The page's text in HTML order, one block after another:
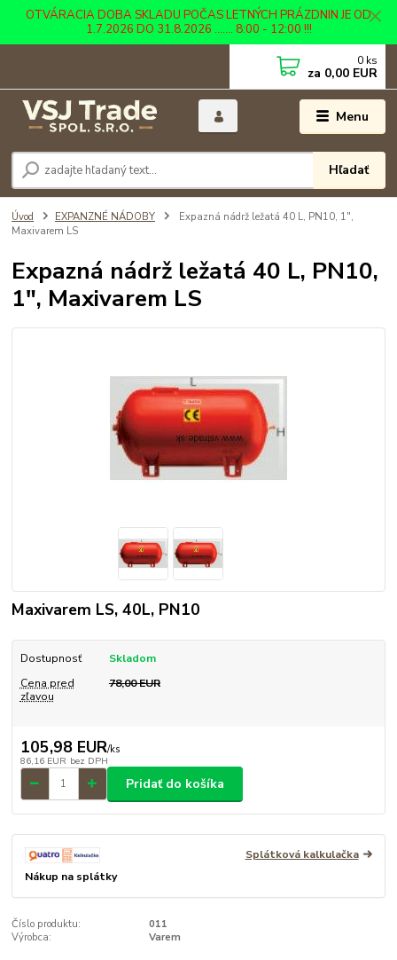
OTVÁRACIA DOBA SKLADU POČAS LETNÝCH PRÁZDNIN JE OD
1.7.2026 DO 31.8.2026 ....... 8:00 - 12:00 !!!
Menu
Hľadať
0 ks
za 0,00 EUR
Úvod EXPANZNÉ NÁDOBY
Expazná nádrž ležatá 40 L, PN10, 1",
Maxivarem LS
Expazná nádrž ležatá 40 L, PN10,
1", Maxivarem LS
Maxivarem LS, 40L, PN10
Dostupnosť
Skladom
Cena pred
zľavou
78,00 EUR
105,98 EUR/ks
86,16 EUR bez DPH
Pridať do košíka
Splátková kalkulačka
Nákup na splátky
Číslo produktu:
011
Výrobca:
Varem